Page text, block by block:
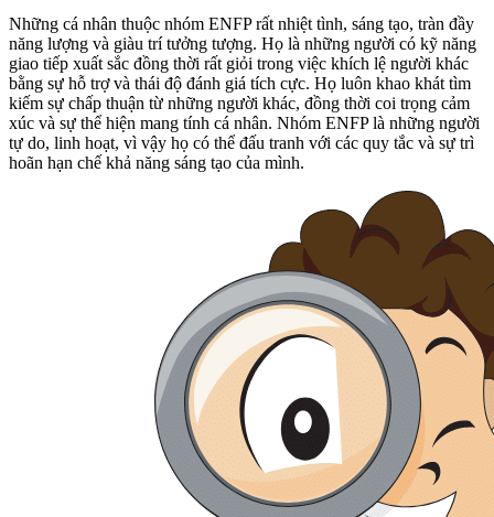
Những cá nhân thuộc nhóm ENFP rất nhiệt tình, sáng tạo, tràn đầy
năng lượng và giàu trí tưởng tượng. Họ là những người có kỹ năng
giao tiếp xuất sắc đồng thời rất giỏi trong việc khích lệ người khác
bằng sự hỗ trợ và thái độ đánh giá tích cực. Họ luôn khao khát tìm
kiếm sự chấp thuận từ những người khác, đồng thời coi trọng cảm
xúc và sự thể hiện mang tính cá nhân. Nhóm ENFP là những người
tự do, linh hoạt, vì vậy họ có thể đấu tranh với các quy tắc và sự trì
hoãn hạn chế khả năng sáng tạo của mình.